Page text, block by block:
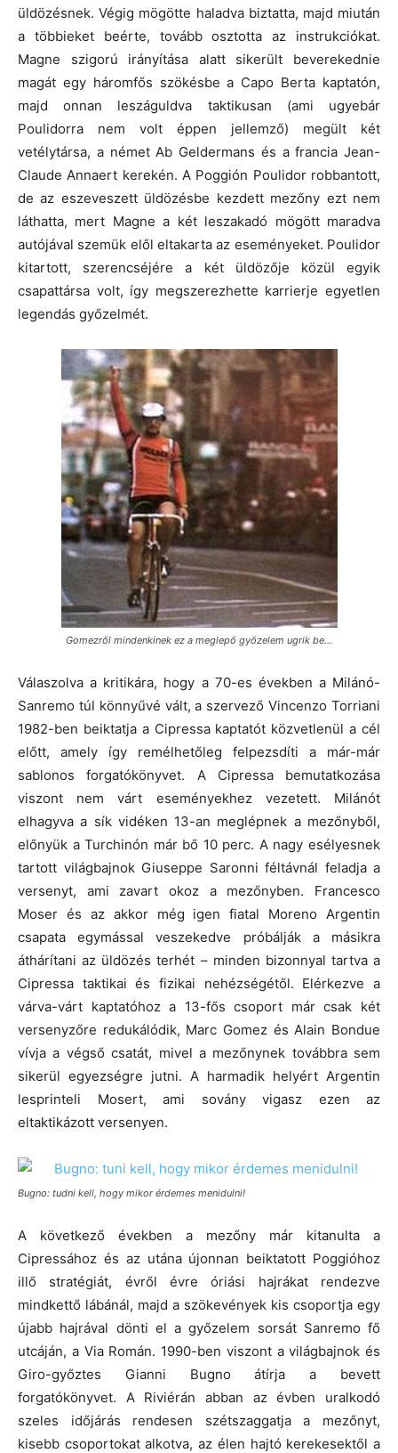
üldözésnek. Végig mögötte haladva biztatta, majd miután
a többieket beérte, tovább osztotta az instrukciókat.
Magne szigorú irányítása alatt sikerült beverekednie
magát egy háromfős szökésbe a Capo Berta kaptatón,
majd onnan leszáguldva taktikusan (ami ugyebár
Poulidorra nem volt éppen jellemző) megült két
vetélytársa, a német Ab Geldermans és a francia Jean-
Claude Annaert kerekén. A Poggión Poulidor robbantott,
de az eszeveszett üldözésbe kezdett mezőny ezt nem
láthatta, mert Magne a két leszakadó mögött maradva
autójával szemük elől eltakarta az eseményeket. Poulidor
kitartott, szerencséjére a két üldözője közül egyik
csapattársa volt, így megszerezhette karrierje egyetlen
legendás győzelmét.
Gomezről mindenkinek ez a meglepő győzelem ugrik be…
Válaszolva a kritikára, hogy a 70-es években a Milánó-
Sanremo túl könnyűvé vált, a szervező Vincenzo Torriani
1982-ben beiktatja a Cipressa kaptatót közvetlenül a cél
előtt, amely így remélhetőleg felpezsdíti a már-már
sablonos forgatókönyvet. A Cipressa bemutatkozása
viszont nem várt eseményekhez vezetett. Milánót
elhagyva a sík vidéken 13-an meglépnek a mezőnyből,
előnyük a Turchinón már bő 10 perc. A nagy esélyesnek
tartott világbajnok Giuseppe Saronni féltávnál feladja a
versenyt, ami zavart okoz a mezőnyben. Francesco
Moser és az akkor még igen fiatal Moreno Argentin
csapata egymással veszekedve próbálják a másikra
áthárítani az üldözés terhét – minden bizonnyal tartva a
Cipressa taktikai és fizikai nehézségétől. Elérkezve a
várva-várt kaptatóhoz a 13-fős csoport már csak két
versenyzőre redukálódik, Marc Gomez és Alain Bondue
vívja a végső csatát, mivel a mezőnynek továbbra sem
sikerül egyezségre jutni. A harmadik helyért Argentin
lesprinteli Mosert, ami sovány vigasz ezen az
eltaktikázott versenyen.
Bugno: tudni kell, hogy mikor érdemes menidulni!
A következő években a mezőny már kitanulta a
Cipressához és az utána újonnan beiktatott Poggióhoz
illő stratégiát, évről évre óriási hajrákat rendezve
mindkettő lábánál, majd a szökevények kis csoportja egy
újabb hajrával dönti el a győzelem sorsát Sanremo fő
utcáján, a Via Román. 1990-ben viszont a világbajnok és
Giro-győztes Gianni Bugno átírja a bevett
forgatókönyvet. A Riviérán abban az évben uralkodó
szeles időjárás rendesen szétszaggatja a mezőnyt,
kisebb csoportokat alkotva, az élen hajtó kerekesektől a